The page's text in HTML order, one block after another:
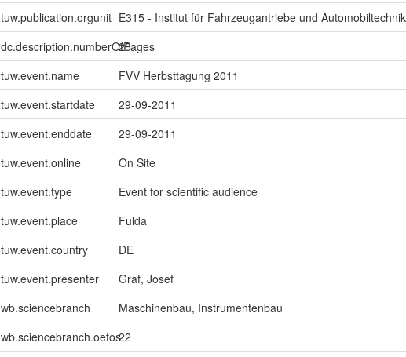
tuw.publication.orgunit E315 - Institut für Fahrzeugantriebe und Automobiltechnik
dc.description.numberOfPages
25
tuw.event.name
FVV Herbsttagung 2011
tuw.event.startdate
29-09-2011
tuw.event.enddate
29-09-2011
tuw.event.online
On Site
tuw.event.type
Event for scientific audience
tuw.event.place
Fulda
tuw.event.country
DE
tuw.event.presenter
Graf, Josef
wb.sciencebranch
Maschinenbau, Instrumentenbau
wb.sciencebranch.oefos22